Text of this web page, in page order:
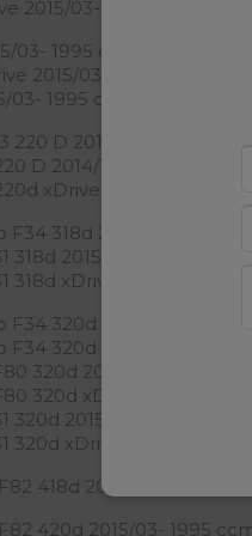
2015/03- 1995 ccm, 110
03- 1995 ccm, 140 KW, 190
2015/03- 1995 ccm, 140
03- 1995 ccm, 140 KW, 190
D 2014/11- 1995 ccm,
D 2014/11- 1995 ccm, 140
xDrive 2015/03- 1995
318d 2015/07- 1995
2015/07- 1995 ccm,
xDrive 2015/07- 1995
320d 2015/07- 1995
320d xDrive 2015/07-
320d 2015/07- 1995
320d xDrive 2015/07-
320d 2015/07- 1995 ccm,
320d xDrive 2015/07-
418d 2015/03- 1995 ccm,
420d 2015/03- 1995